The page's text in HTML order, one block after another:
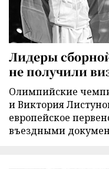
Лидеры
не получили
Олимпийские
и Виктория
европейское
въездными